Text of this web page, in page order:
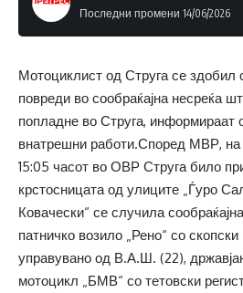
Последни промени 14/06/2026
Мотоциклист од Струга се здобил
повреди во сообраќајна несреќа
попладне во Струга, информираат
внатрешни работи.Според МВР, на
15:05 часот во ОВР Струга било
крстосницата од улиците „Ѓуро
Ковачески“ се случила
патничко возило „Рено“ со скопски
управувано од В.А.Ш. (22),
мотоцикл „БМВ“ со тетовски